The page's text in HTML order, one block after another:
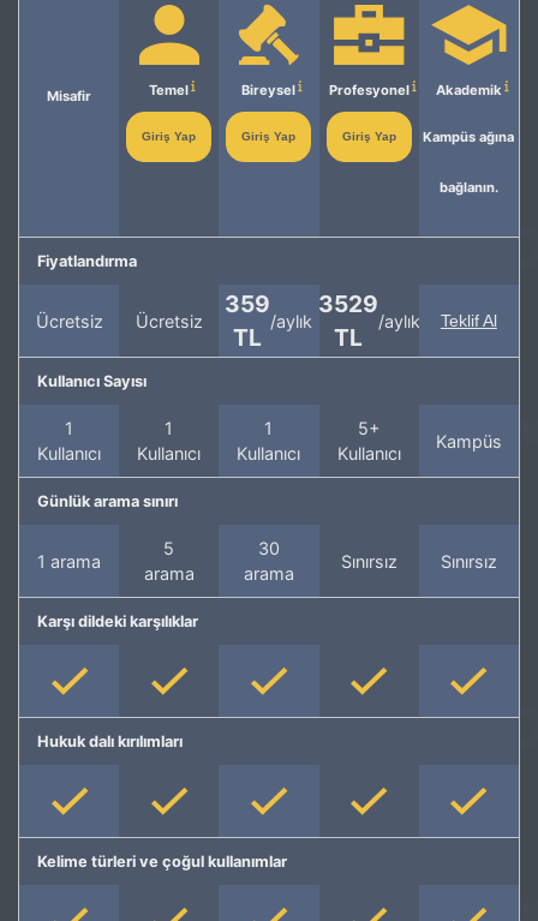
Misafir Temel
Giriş Yap
Bireysel
Giriş Yap
Profesyonel
Giriş Yap
Akademik
Kampüs ağına
bağlanın.
Fiyatlandırma
Ücretsiz Ücretsiz
359
TL
/aylık
3529
TL
/aylık Teklif Al
Kullanıcı Sayısı
1
Kullanıcı
1
Kullanıcı
1
Kullanıcı
5+
Kullanıcı
Kampüs
Günlük arama sınırı
1 arama
5
arama
30
arama
Sınırsız Sınırsız
Karşı dildeki karşılıklar
Hukuk dalı kırılımları
Kelime türleri ve çoğul kullanımlar